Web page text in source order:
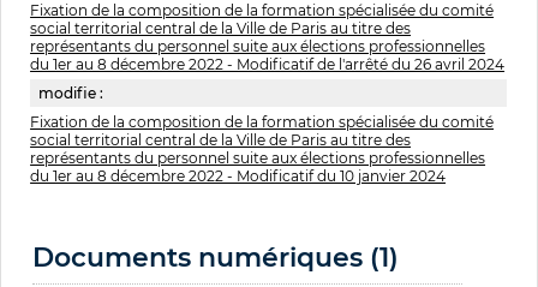
Fixation de la composition de la formation spécialisée du comité
social territorial central de la Ville de Paris au titre des
représentants du personnel suite aux élections professionnelles
du 1er au 8 décembre 2022 - Modificatif de l'arrêté du 26 avril 2024
modifie :
Fixation de la composition de la formation spécialisée du comité
social territorial central de la Ville de Paris au titre des
représentants du personnel suite aux élections professionnelles
du 1er au 8 décembre 2022 - Modificatif du 10 janvier 2024
Documents numériques (1)